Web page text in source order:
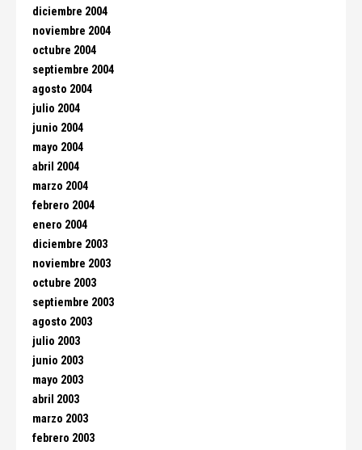
diciembre 2004
noviembre 2004
octubre 2004
septiembre 2004
agosto 2004
julio 2004
junio 2004
mayo 2004
abril 2004
marzo 2004
febrero 2004
enero 2004
diciembre 2003
noviembre 2003
octubre 2003
septiembre 2003
agosto 2003
julio 2003
junio 2003
mayo 2003
abril 2003
marzo 2003
febrero 2003